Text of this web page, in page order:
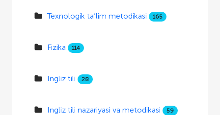
Texnologik ta’lim metodikasi 165
Fizika 114
Ingliz tili 28
Ingliz tili nazariyasi va metodikasi 59